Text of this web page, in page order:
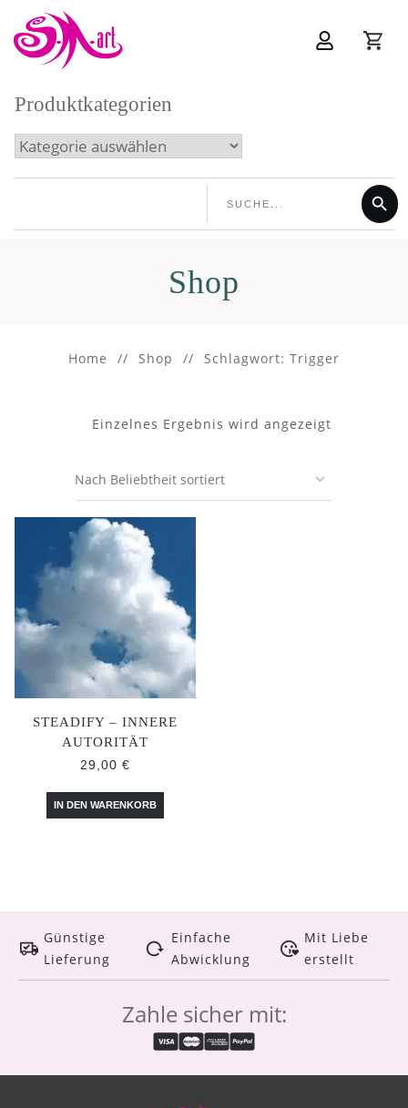
Produktkategorien
Shop
Home // Shop // Schlagwort: Trigger
Einzelnes Ergebnis wird angezeigt
STEADIFY – INNERE
AUTORITÄT
29,00 €
IN DEN WARENKORB
Günstige
Lieferung
Einfache
Abwicklung
Mit Liebe
erstellt
Zahle sicher mit: